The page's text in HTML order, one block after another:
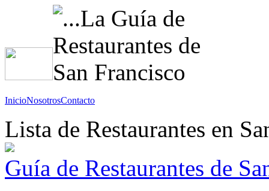
InicioNosotrosContacto
Lista de Restaurantes en
Guía de Restaurantes de